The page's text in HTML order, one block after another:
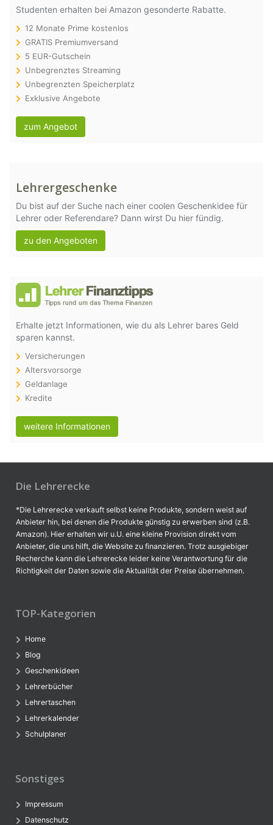
Studenten erhalten bei Amazon gesonderte Rabatte.
12 Monate Prime kostenlos
GRATIS Premiumversand
5 EUR-Gutschein
Unbegrenztes Streaming
Unbegrenzten Speicherplatz
Exklusive Angebote
zum Angebot
Lehrergeschenke
Du bist auf der Suche nach einer coolen Geschenkidee für
Lehrer oder Referendare? Dann wirst Du hier fündig.
zu den Angeboten
Erhalte jetzt Informationen, wie du als Lehrer bares Geld
sparen kannst.
Versicherungen
Altersvorsorge
Geldanlage
Kredite
weitere Informationen
Die Lehrerecke
*Die Lehrerecke verkauft selbst keine Produkte, sondern weist auf
Anbieter hin, bei denen die Produkte günstig zu erwerben sind (z.B.
Amazon). Hier erhalten wir u.U. eine kleine Provision direkt vom
Anbieter, die uns hilft, die Website zu finanzieren. Trotz ausgiebiger
Recherche kann die Lehrerecke leider keine Verantwortung für die
Richtigkeit der Daten sowie die Aktualität der Preise übernehmen.
TOP-Kategorien
Home
Blog
Geschenkideen
Lehrerbücher
Lehrertaschen
Lehrerkalender
Schulplaner
Sonstiges
Impressum
Datenschutz